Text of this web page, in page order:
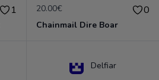
1 20.00€ 0
Chainmail Dire Boar
Delfiar